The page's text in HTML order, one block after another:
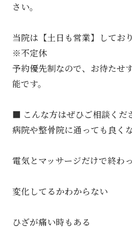
さい。
当院は【土日も営業】しており
※不定休
予約優先制なので、お待たせ
能です。
■ こんな方はぜひご相談くだ
病院や整骨院に通っても良く
電気とマッサージだけで終わ
変化してるかわからない
ひざが痛い時もある